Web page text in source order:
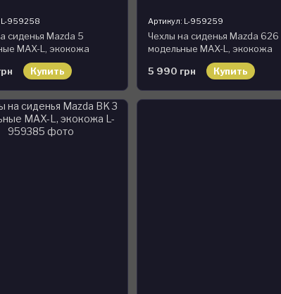
L-959258
сиденья Mazda 5
MAX-L, экокожа
Купить
Артикул: L-959259
Чехлы на сиденья Mazda 626
модельные MAX-L, экокожа
5 990 грн Купить